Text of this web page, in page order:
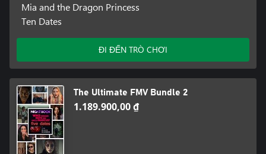
Mia and the Dragon Princess
Ten Dates
ĐI ĐẾN TRÒ CHƠI
The Ultimate FMV Bundle 2
1.189.900,00 ₫